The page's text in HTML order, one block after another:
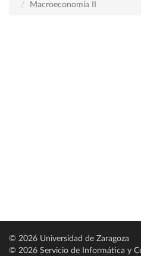
Macroeconomía II
© 2026 Universidad de Zaragoza
© 2026 Servicio de Informática y